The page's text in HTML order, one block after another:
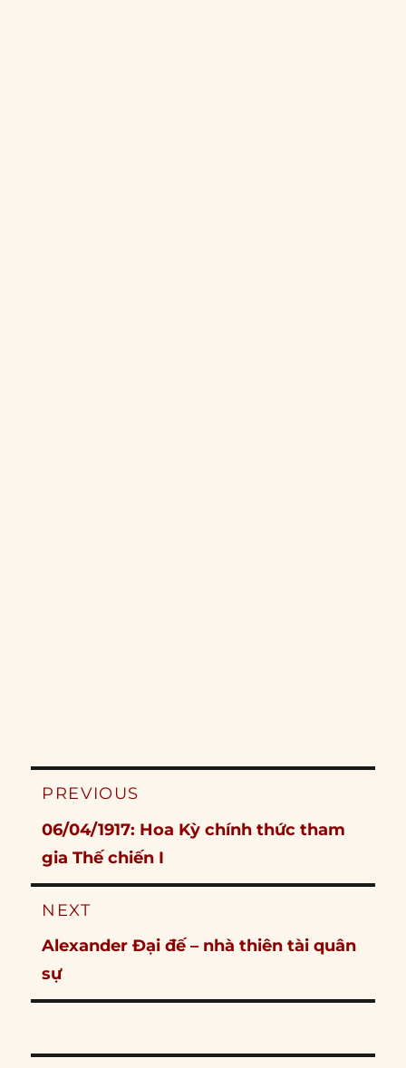
Post
PREVIOUS
Previous
post:
06/04/1917: Hoa Kỳ chính thức tham
gia Thế chiến I
NEXT
Next
post:
Alexander Đại đế – nhà thiên tài quân
sự